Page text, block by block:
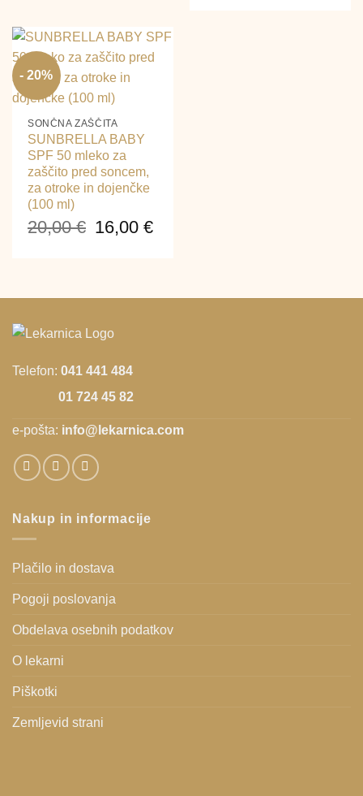
bila:
15,00 €.
12,00 €.
- 20%
SONČNA ZAŠČITA
SUNBRELLA BABY
SPF 50 mleko za
zaščito pred soncem,
za otroke in dojenčke
(100 ml)
20,00€
cena
bila:
20,00 €.
16,00 €
cena
Telefon: 041 441 484
01 724 45 82
e-pošta: info@lekarnica.com
Nakup in informacije
Plačilo in dostava
Pogoji poslovanja
Obdelava osebnih podatkov
O lekarni
Piškotki
Zemljevid strani